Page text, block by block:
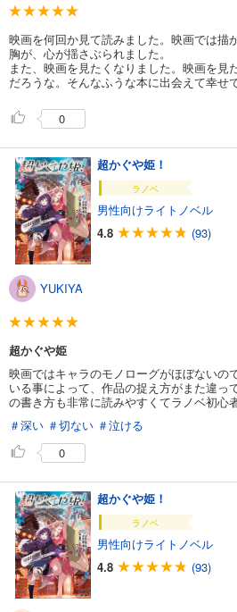
映画を何回か見て読みました。映画では描
胸が、心が揺さぶられました。
また、映画を見たくなりました。映画を見
だろうな。そんなふうな本に出会えて幸せで
0
超かぐや姫！
ラノベ
男性向けライトノベル
4.8
(93)
YUKIYA
超かぐや姫
映画ではキャラのモノローグがほぼないの
いる事によって、作品の捉え方がまた違っ
の書き方も非常に読みやすくてラノベ初心
＃深い ＃切ない ＃泣ける
0
超かぐや姫！
ラノベ
男性向けライトノベル
4.8
(93)